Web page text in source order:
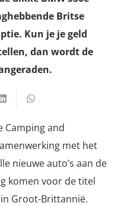
Britse
Kun je je geld
dan wordt de
Camping and
met het
nieuwe auto’s aan de
komen voor de titel
Groot-Brittannië.